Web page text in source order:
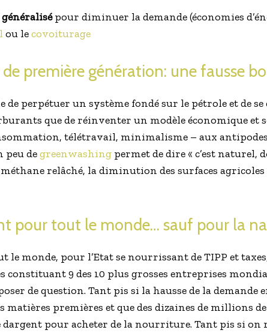
généralisépour diminuer la demande (économies
ou lecovoiturage
première génération: une fausse
de perpétuer un système fondé sur le pétrole et de
que de réinventer un modèle économique et
télétravail, minimalisme – aux
peu degreenwashing permet de dire « c’est naturel,
relâché, la diminution des surfaces
pour tout le monde… sauf pour la
le monde, pour l’Etat se nourrissant de TIPP et
constituant 9 des 10 plus grosses entreprises
de question. Tant pis si la hausse de la demande
premières et que des dizaines de millions
dargent pour acheter de la nourriture. Tant pis si on